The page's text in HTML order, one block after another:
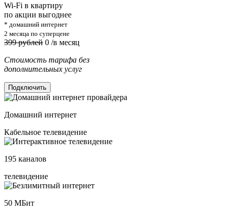
Wi-Fi в квартиру
по акции выгоднее
* домашний интернет
2 месяца по суперцене
399 рублей 0 /в месяц
Стоимость тарифа без
дополнительных услуг
Подключить
Домашний интернет
Кабельное телевидение
195 каналов
телевидение
50 МБит